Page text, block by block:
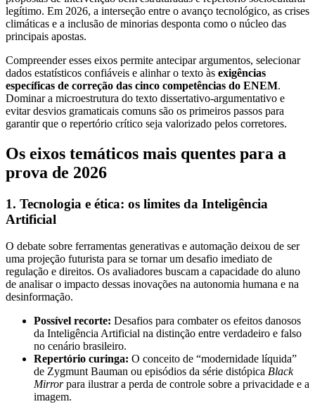
legítimo. Em 2026, a interseção entre o avanço tecnológico, as crises
climáticas e a inclusão de minorias desponta como o núcleo das
principais apostas.
Compreender esses eixos permite antecipar argumentos, selecionar
dados estatísticos confiáveis e alinhar o texto às exigências
específicas de correção das cinco competências do ENEM.
Dominar a microestrutura do texto dissertativo-argumentativo e
evitar desvios gramaticais comuns são os primeiros passos para
garantir que o repertório crítico seja valorizado pelos corretores.
Os eixos temáticos mais quentes para a
prova de 2026
1. Tecnologia e ética: os limites da Inteligência
Artificial
O debate sobre ferramentas generativas e automação deixou de ser
uma projeção futurista para se tornar um desafio imediato de
regulação e direitos. Os avaliadores buscam a capacidade do aluno
de analisar o impacto dessas inovações na autonomia humana e na
desinformação.
Possível recorte: Desafios para combater os efeitos danosos
da Inteligência Artificial na distinção entre verdadeiro e falso
no cenário brasileiro.
Repertório curinga: O conceito de “modernidade líquida”
de Zygmunt Bauman ou episódios da série distópica Black
Mirrorpara ilustrar a perda de controle sobre a privacidade e a
imagem.